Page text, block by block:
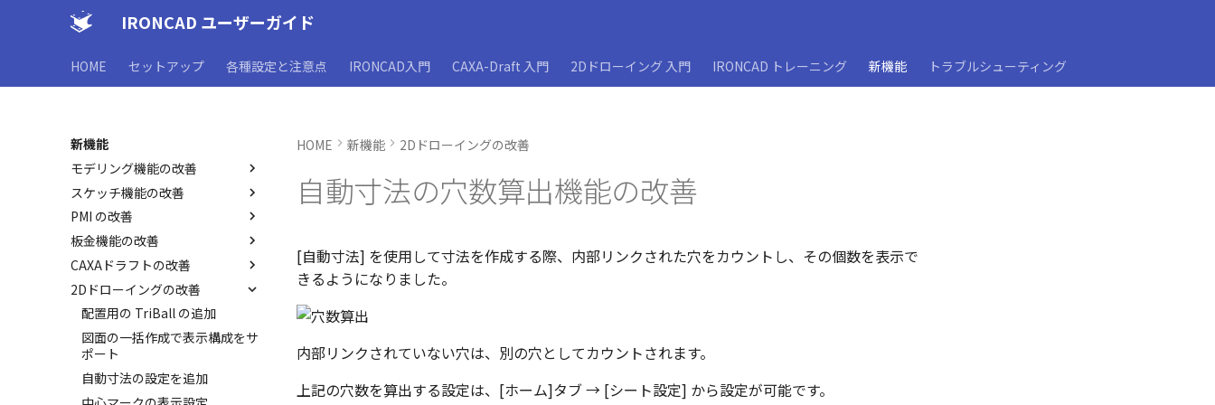
IRONCAD ユーザーガイド
HOME セットアップ 各種設定と注意点 IRONCAD入門 CAXA-Draft 入門 2Dドローイング 入門 IRONCAD トレーニング 新機能 トラブルシューティング
新機能
モデリング機能の改善
3D/2D を複数モニターで編集す
る
パラメーターのクイック編集
外部リンクモデルを別ファイル
としてミラーコピー
押し出し方向反転のショートカ
ットキー
干渉チェック除外リストの一括
除外設定
体積の単位を密度から参照
スケッチ機能の改善
スケッチ内で押し出し領域を選
択
平行線間のフィレット作成
カムの断面図作成機能
PMI の改善
PMI のカタログ登録
板金機能の改善
異なる長さのベンドに閉じた角
を追加
スケッチベンドで作成したモデ
ルを延長
2D 投影時にベンド線を分割
パーツレベルのベンド設定を適
用
CAXAドラフトの改善
同一線上の中心線を作成
長方形の作図機能の強化
ポリラインの反転機能の強化
多角形の作図方法の追加
表のセルに特殊文字を挿入
2Dドローイングの改善
配置用の TriBall の追加
図面の一括作成で表示構成をサ
ポート
自動寸法の設定を追加
HOME 新機能 2Dドローイングの改善
自動寸法の穴数算出機能の改善
[自動寸法] を使用して寸法を作成する際、内部リンクされた穴をカウントし、その個数を表示で
きるようになりました。
内部リンクされていない穴は、別の穴としてカウントされます。
上記の穴数を算出する設定は、[ホーム]タブ → [シート設定] から設定が可能です。